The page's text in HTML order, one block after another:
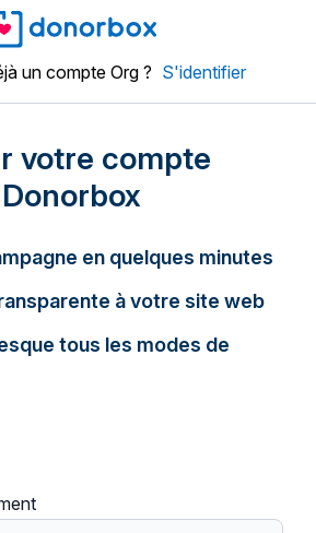
un compte Org ? S'identifier
votre compte
Donorbox
en quelques minutes
à votre site web
tous les modes de